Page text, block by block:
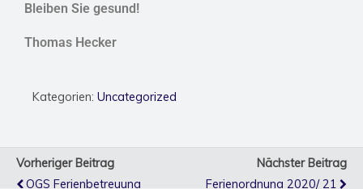
Bleiben Sie gesund!
Thomas Hecker
Kategorien: Uncategorized
Vorheriger Beitrag
OGS Ferienbetreuung
Nächster Beitrag
Ferienordnung 2020/ 21